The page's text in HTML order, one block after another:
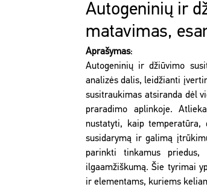
Autogeninių ir
matavimas,
Aprašymas:
Autogeninių ir džiūvimo
analizės dalis, leidžianti
susitraukimas atsiranda dėl
praradimo aplinkoje.
nustatyti, kaip temperatūra,
susidarymą ir galimą
parinkti tinkamus
ilgaamžiškumą. Šie tyrimai
ir elementams, kuriems